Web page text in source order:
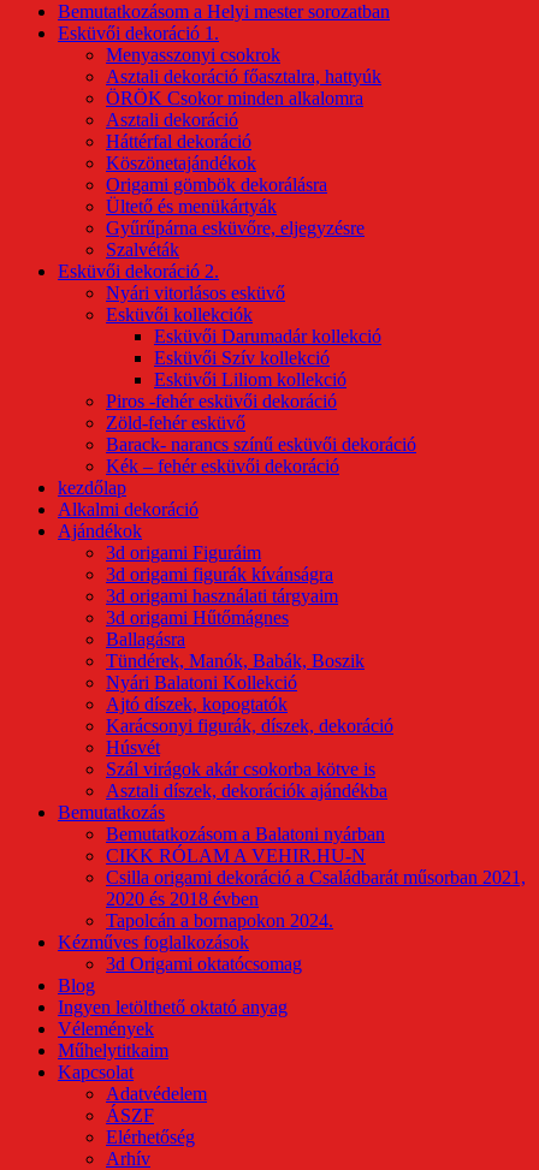
Bemutatkozásom a Helyi mester sorozatban
Esküvői dekoráció 1.
Menyasszonyi csokrok
Asztali dekoráció főasztalra, hattyúk
ÖRÖK Csokor minden alkalomra
Asztali dekoráció
Háttérfal dekoráció
Köszönetajándékok
Origami gömbök dekorálásra
Ültető és menükártyák
Gyűrűpárna esküvőre, eljegyzésre
Szalvéták
Esküvői dekoráció 2.
Nyári vitorlásos esküvő
Esküvői kollekciók
Esküvői Darumadár kollekció
Esküvői Szív kollekció
Esküvői Liliom kollekció
Piros -fehér esküvői dekoráció
Zöld-fehér esküvő
Barack- narancs színű esküvői dekoráció
Kék – fehér esküvői dekoráció
kezdőlap
Alkalmi dekoráció
Ajándékok
3d origami Figuráim
3d origami figurák kívánságra
3d origami használati tárgyaim
3d origami Hűtőmágnes
Ballagásra
Tündérek, Manók, Babák, Boszik
Nyári Balatoni Kollekció
Ajtó díszek, kopogtatók
Karácsonyi figurák, díszek, dekoráció
Húsvét
Szál virágok akár csokorba kötve is
Asztali díszek, dekorációk ajándékba
Bemutatkozás
Bemutatkozásom a Balatoni nyárban
CIKK RÓLAM A VEHIR.HU-N
Csilla origami dekoráció a Családbarát műsorban 2021,
2020 és 2018 évben
Tapolcán a bornapokon 2024.
Kézműves foglalkozások
3d Origami oktatócsomag
Blog
Ingyen letölthető oktató anyag
Vélemények
Műhelytitkaim
Kapcsolat
Adatvédelem
ÁSZF
Elérhetőség
Arhív